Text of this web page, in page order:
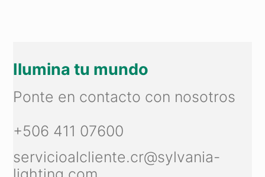
Ilumina tu mundo
Ponte en contacto con nosotros
+506 411 07600
servicioalcliente.cr@sylvania-